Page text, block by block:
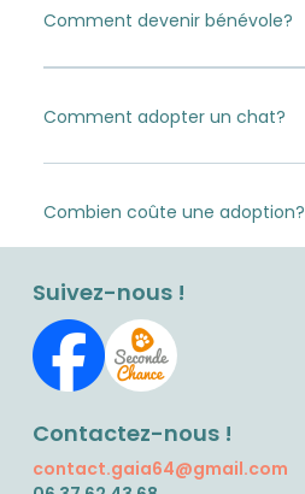
Comment devenir bénévole?
Comment adopter un chat?
Combien coûte une adoption?
Suivez-nous !
Contactez-nous !
contact.gaia64@gmail.com